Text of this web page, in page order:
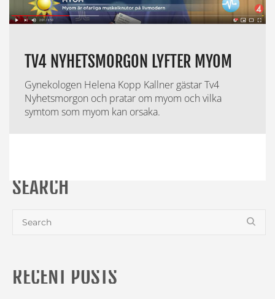
TV4 NYHETSMORGON LYFTER MYOM
Gynekologen Helena Kopp Kallner gästar Tv4
Nyhetsmorgon och pratar om myom och vilka
symtom som myom kan orsaka.
SEARCH
RECENT POSTS